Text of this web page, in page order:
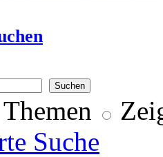
Suche